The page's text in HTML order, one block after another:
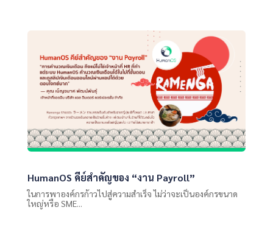
HumanOS คีย์สำคัญของ “งาน Payroll”
ในการพาองค์กรก้าวไปสู่ความสำเร็จ ไม่ว่าจะเป็นองค์กรขนาด
ใหญ่หรือ SME...